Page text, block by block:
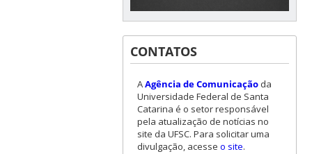
CONTATOS
AAgência de Comunicaçãoda
Universidade Federal de Santa
Catarina é o setor responsável
pela atualização de notícias no
site da UFSC. Para solicitar uma
divulgação, acesse o site.